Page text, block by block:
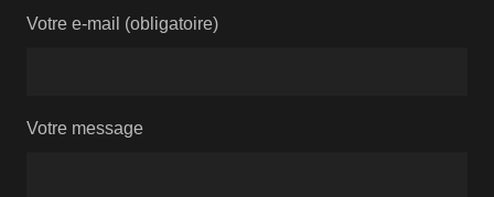
Votre e-mail (obligatoire)
Votre message